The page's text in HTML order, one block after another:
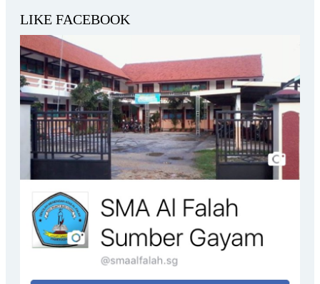
LIKE FACEBOOK